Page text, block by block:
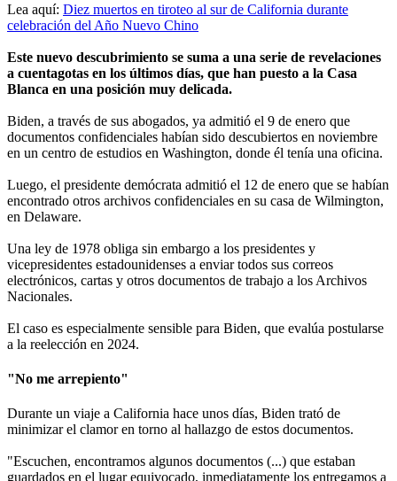
Lea aquí: Diez muertos en tiroteo al sur de California durante
celebración del Año Nuevo Chino
Este nuevo descubrimiento se suma a una serie de revelaciones
a cuentagotas en los últimos días, que han puesto a la Casa
Blanca en una posición muy delicada.
Biden, a través de sus abogados, ya admitió el 9 de enero que
documentos confidenciales habían sido descubiertos en noviembre
en un centro de estudios en Washington, donde él tenía una oficina.
Luego, el presidente demócrata admitió el 12 de enero que se habían
encontrado otros archivos confidenciales en su casa de Wilmington,
en Delaware.
Una ley de 1978 obliga sin embargo a los presidentes y
vicepresidentes estadounidenses a enviar todos sus correos
electrónicos, cartas y otros documentos de trabajo a los Archivos
Nacionales.
El caso es especialmente sensible para Biden, que evalúa postularse
a la reelección en 2024.
"No me arrepiento"
Durante un viaje a California hace unos días, Biden trató de
minimizar el clamor en torno al hallazgo de estos documentos.
"Escuchen, encontramos algunos documentos (...) que estaban
guardados en el lugar equivocado, inmediatamente los entregamos a